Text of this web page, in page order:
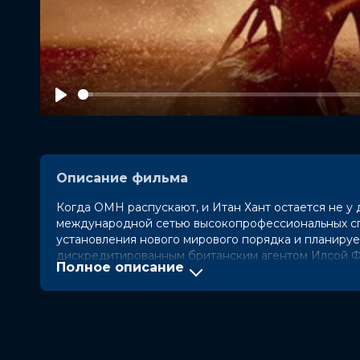
Play
Описание фильма
Когда ОМН распускают, и Итан Хант остается не у
международной сетью высокопрофессиональных
установления нового мирового порядка и
дискредитированным британским агентом Илсой
каждый из них может оказаться на стороне
Полное описание